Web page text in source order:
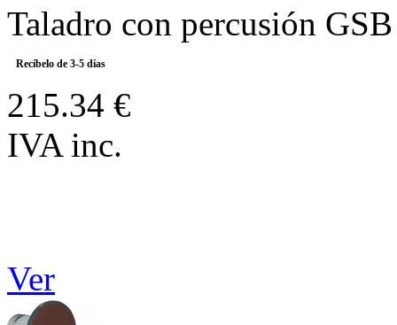
Taladro con percusión
Recíbelo de 3-5 días
215.34 €
IVA inc.
Ver